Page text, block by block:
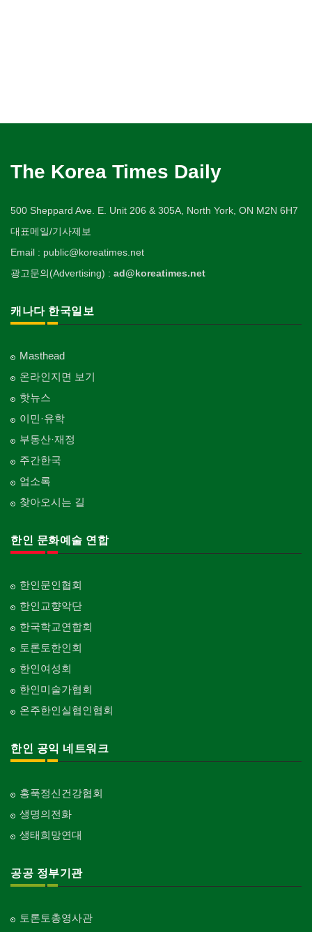
The Korea Times Daily
500 Sheppard Ave. E. Unit 206 & 305A, North York, ON M2N 6H7
대표메일/기사제보
Email : public@koreatimes.net
광고문의(Advertising) : ad@koreatimes.net
캐나다 한국일보
Masthead
온라인지면 보기
핫뉴스
이민·유학
부동산·재정
주간한국
업소록
찾아오시는 길
한인 문화예술 연합
한인문인협회
한인교향악단
한국학교연합회
토론토한인회
한인여성회
한인미술가협회
온주한인실협인협회
한인 공익 네트워크
홍푹정신건강협회
생명의전화
생태희망연대
공공 정부기관
토론토총영사관